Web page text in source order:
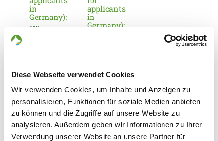
Diese Webseite verwendet Cookies
Wir verwenden Cookies, um Inhalte und Anzeigen zu
personalisieren, Funktionen für soziale Medien anbieten
zu können und die Zugriffe auf unsere Website zu
analysieren. Außerdem geben wir Informationen zu Ihrer
Verwendung unserer Website an unsere Partner für
in
Germany):
112
applicants
in
Germany):
Julia Ortlepp
Heise Water 15
31079 Sibbesse
Training ground: